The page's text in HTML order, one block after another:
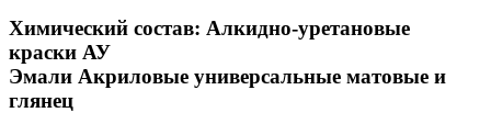
Химический состав: Алкидно-уретановые
краски АУ
Эмали Акриловые универсальные матовые и
глянец